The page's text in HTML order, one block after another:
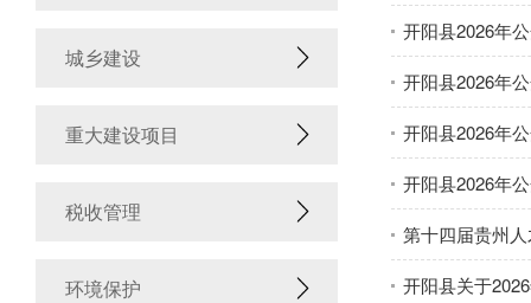
城乡建设
重大建设项目
税收管理
环境保护
开阳县2026年
开阳县2026年
开阳县2026年
开阳县2026年
第十四届贵州
开阳县关于